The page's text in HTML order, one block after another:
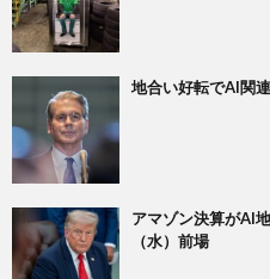
地合い好転でAI関
アマゾン決算がAI
（水）前場